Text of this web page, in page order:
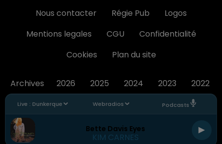
Live : Dunkerque Webradios Podcasts
Bette Davis Eyes
KIM CARNES
Nous contacter Régie Pub
Logos
Mentions legales
CGU
Confidentialité
Cookies
Plan du site
Archives 2026 2025 2024 2023 2022